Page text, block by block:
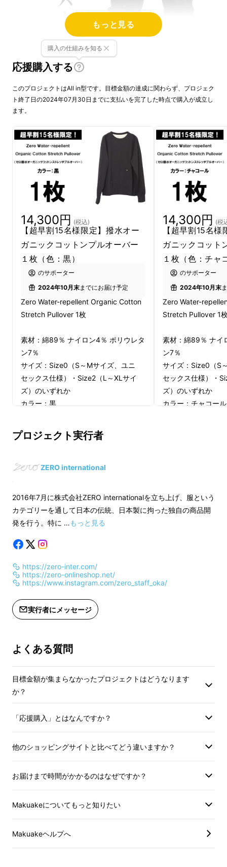
サスティナブルな未来
型トレーナー
サスティナブルな未来を広げる
プルオーバー。撥水性や抜群のストレッチ性、
すい【日本製】極上のプルオーバー型トレー
ナー
素材について
もっと見る
応援購入する
購入の仕組みを知る
このプロジェクトはAll in型です。目標金額の達成に関わらず、プロジェク
ト終了日の2024年07月30日までに支払いを完了した時点で購入が成立し
ます。
14,300円 (税込)
【超早割15名様限定】撥水オー
ガニックコットンプルオーバー
１枚（色：黒）
のサポーター
2024年10月末までにお届け予定
Zero Water-repellent Organic Cotton
Stretch Pullover 1枚
素材：綿89％ ナイロン4％ ポリウレタ
ン7％
サイズ：Size0（S～Mサイズ、ユニ
セックス仕様）・Size2（L～XLサイ
ズ）のいずれか
カラー：黒
※送料無料です。
（適格請求書発行事業者登録番号の記
Makuakeメッセージにて実行者に直接
お問合せください）
14,300円 (税
【超早割15名
ガニックコット
１枚（色：チャ
のサポーター
2024年10月末
Zero Water-
Stretch Pullover 1
素材：綿89％ ナイ
ン7％
サイズ：Size0（S
セックス仕様）・
ズ）のいずれか
カラー：チャコール
Makuakeメッセー
お問合せください）
プロジェクト実行者
ZERO international
2016年7月に株式会社ZERO internationalを立ち上げ、服という
カテゴリーを通して日本の伝統、日本製に拘った独自の商品開
発を行う。特に …もっと見る
https://zero-inter.com/
https://zero-onlineshop.net/
https://www.instagram.com/zero_staff_oka/
実行者にメッセージ
よくある質問
目標金額が集まらなかったプロジェクトはどうなります
か？
「応援購入」とはなんですか？
他のショッピングサイトと比べてどう違いますか？
お届けまで時間がかかるのはなぜですか？
Makuakeについてもっと知りたい
Makuakeヘルプへ